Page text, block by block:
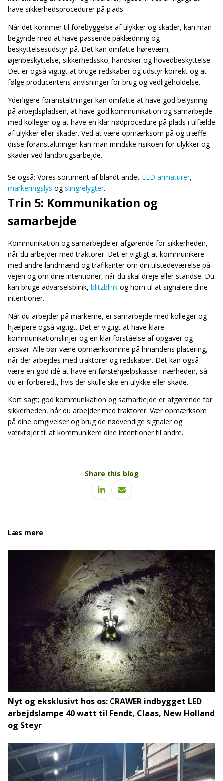
have sikkerhedsprocedurer på plads.
Når det kommer til forebyggelse af ulykker og skader, kan man
begynde med at have passende påklædning og
beskyttelsesudstyr på. Det kan omfatte høreværn,
øjenbeskyttelse, sikkerhedssko, handsker og hovedbeskyttelse.
Det er også vigtigt at bruge redskaber og udstyr korrekt og at
følge producentens anvisninger for brug og vedligeholdelse.
Yderligere foranstaltninger kan omfatte at have god belysning
på arbejdspladsen, at have god kommunikation og samarbejde
med kolleger og at have en klar nødprocedure på plads i tilfælde
af ulykker eller skader. Ved at være opmærksom på og træffe
disse foranstaltninger kan man mindske risikoen for ulykker og
skader ved landbrugsarbejde.
Se også: Vores sortiment af blandt andet LED armaturer,
markeringslys ogslingrelygter.
Trin 5: Kommunikation og
samarbejde
Kommunikation og samarbejde er afgørende for sikkerheden,
når du arbejder med traktorer. Det er vigtigt at kommunikere
med andre landmænd og trafikanter om din tilstedeværelse på
vejen og om dine intentioner, når du skal dreje eller standse. Du
kan bruge advarselsblink, blitzblink og horn til at signalere dine
intentioner.
Når du arbejder på markerne, er samarbejde med kolleger og
hjælpere også vigtigt. Det er vigtigt at have klare
kommunikationslinjer og en klar forståelse af opgaver og
ansvar. Alle bør være opmærksomme på hinandens placering,
når der arbejdes med traktorer og redskaber. Det kan også
være en god idé at have en førstehjælpskasse i nærheden, så
du er forberedt, hvis der skulle ske en ulykke eller skade.
Kort sagt; god kommunikation og samarbejde er afgørende for
sikkerheden, når du arbejder med traktorer. Vær opmærksom
på dine omgivelser og brug de nødvendige signaler og
værktøjer til at kommunikere dine intentioner til andre.
Share this blog
Læs mere
Nyt og eksklusivt hos os: CRAWER indbygget LED
arbejdslampe 40 watt til Fendt, Claas, New Holland
og Steyr